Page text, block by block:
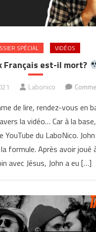
SPÉCIAL VIDÉOS
Français est-il mort?
Labonico
de lire, rendez-vous en
la vidéo… Car à la
YouTube du LaboNico.
formule. Après avoir joué
avec Jésus, John a eu […]